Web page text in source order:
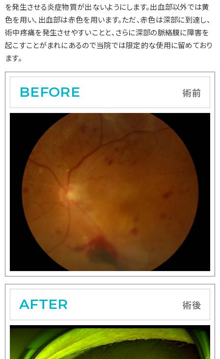
を発生させる炎症物質が出ないようにします。出血部以外では黄
色を用い、出血部は赤色を用います。ただ、赤色は深部に到達し、
術中疼痛を発生させやすいことと、さらに深部の脈絡膜に障害を
起こすことがまれにあるので当院では限定的な使用に留めており
ます。
BEFORE 術前
AFTER 術後